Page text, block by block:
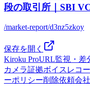
段の取引所｜SBI
/market-report/d3nz5zkoy
保存を開く
Kiroku ProURL監視・差
カメラ証拠ボイスレコ
ーポリシー削除依頼会